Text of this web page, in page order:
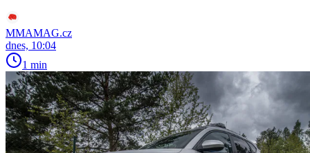
MMAMAG.cz
dnes, 10:04
1 min